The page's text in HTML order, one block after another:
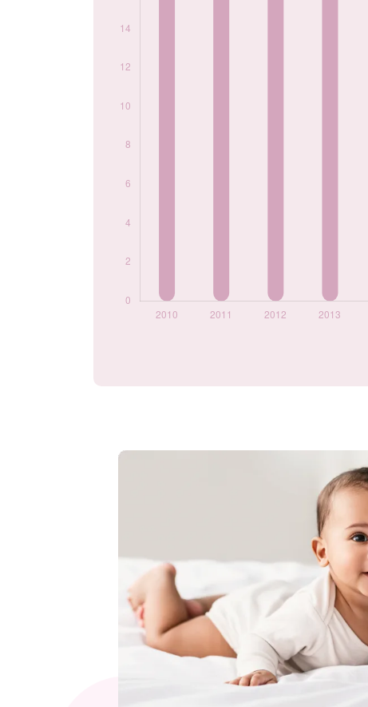
Popularité du
2021
2023